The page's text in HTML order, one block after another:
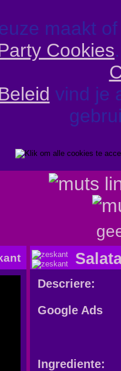
maakt
Cookies
vind je
Descriere:
Google Ads
Ingrediente: